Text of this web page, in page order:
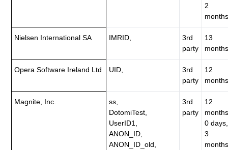
2
Nielsen International SA IMRID,
3rd
party
13
Opera Software Ireland Ltd UID,
3rd
party
12
Magnite, Inc.
ss,
DotomiTest,
UserID1,
ANON_ID,
ANON_ID_old,
3rd
party
12
0 days,
3